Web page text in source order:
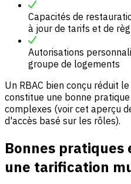
Capacités de
à jour de tarifs et de
Autorisations
groupe de logements
Un RBAC bien conçu réduit
constitue une bonne
complexes (voir cet aperçu
d'accès basé sur les rôles).
Bonnes pratiques
une tarification